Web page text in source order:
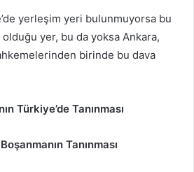
yerleşim yeri bulunmuyorsa bu
yer, bu da yoksa Ankara,
birinde bu dava
Türkiye’de Tanınması
Tanınması